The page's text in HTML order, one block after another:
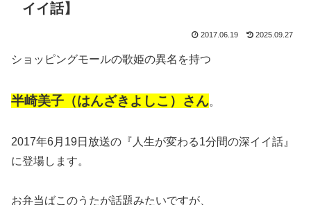
イイ話】
2017.06.19 2025.09.27
ショッピングモールの歌姫の異名を持つ
半崎美子（はんざきよしこ）さん。
2017年6月19日放送の『人生が変わる1分間の深イイ話』
に登場します。
お弁当ばこのうたが話題みたいですが、